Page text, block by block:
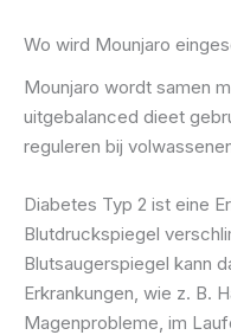
Wo wird Mounjaro
Mounjaro wordt samen
uitgebalanced dieet
reguleren bij
Diabetes Typ 2 ist eine
Blutdruckspiegel
Blutsaugerspiegel kann
Erkrankungen, wie z. B.
Magenprobleme, im